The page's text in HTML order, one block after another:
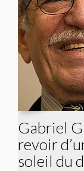
Gabriel
revoir
soleil du